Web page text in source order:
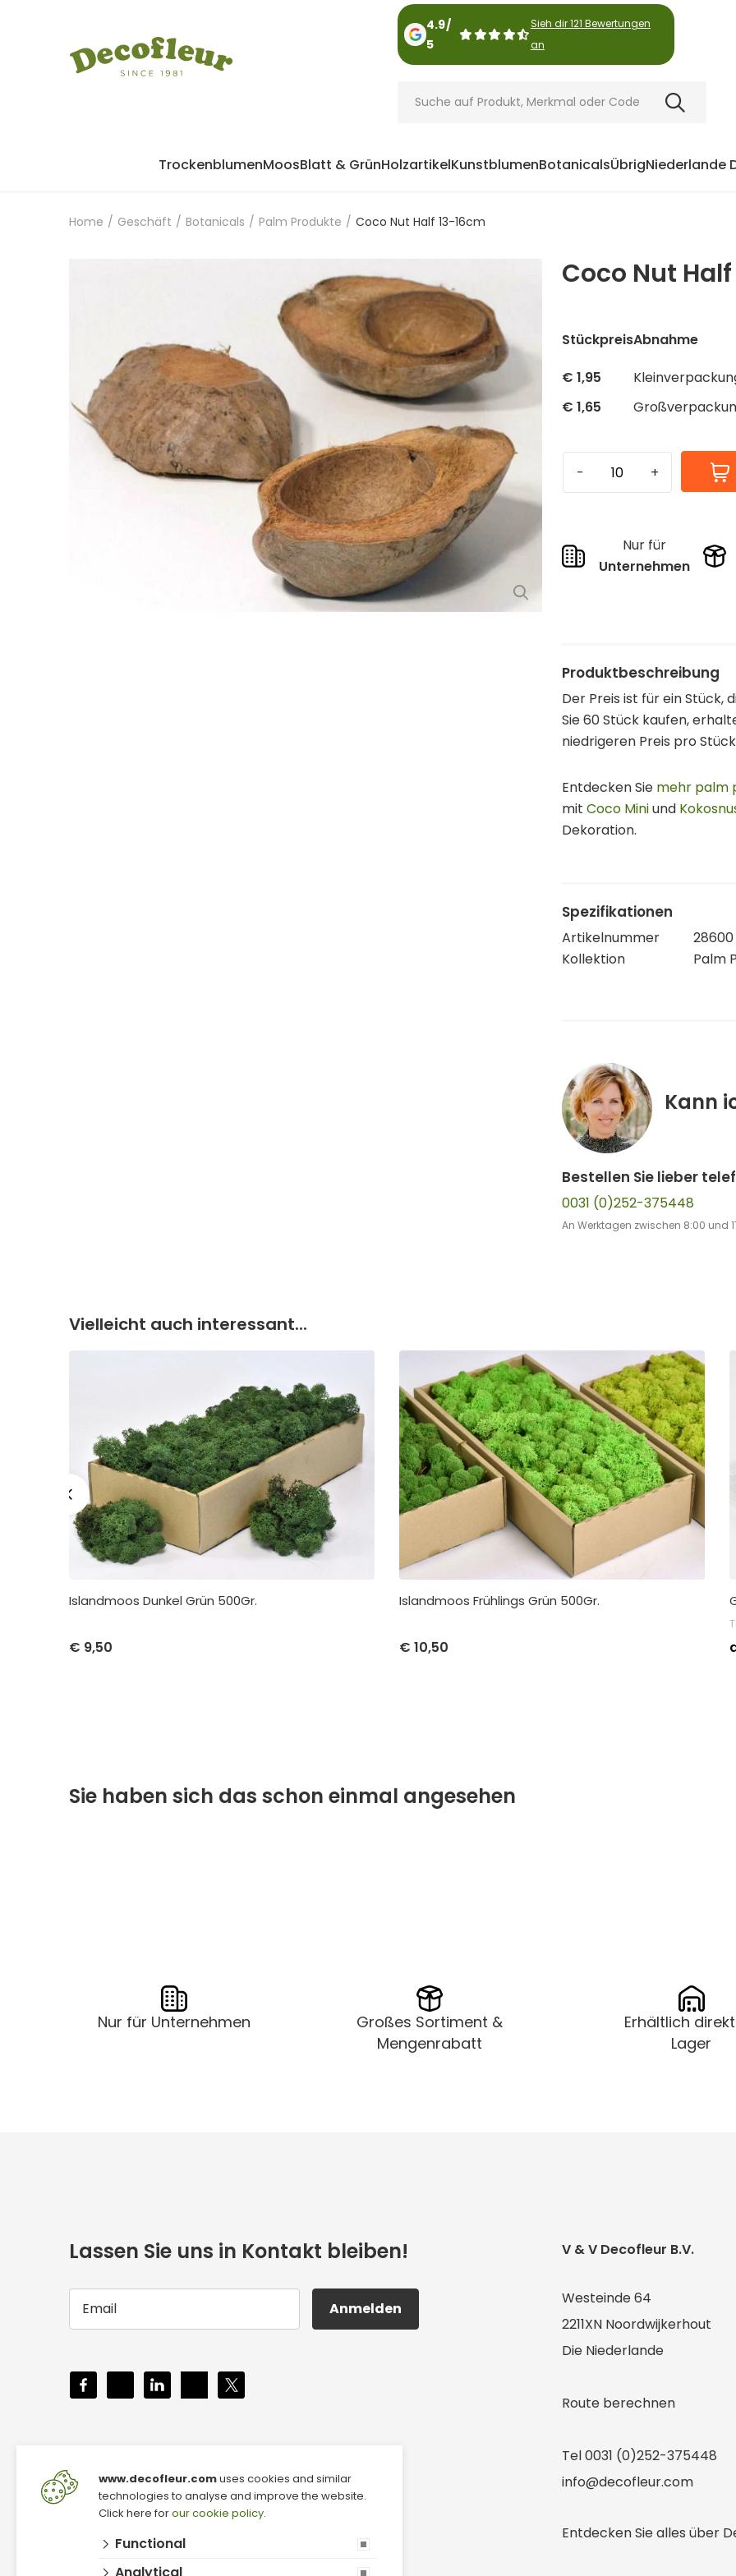
4.9/
5
Sieh dir 121 Bewertungen
an
TrockenblumenMoosBlatt & GrünHolzartikelKunstblumenBotanicalsÜbrigNiederlande
Home / Geschäft / Botanicals / Palm Produkte / Coco Nut Half 13-16cm
Coco Nut
Stückpreis
€ 1,95
€ 1,65
Abnahme
Nur für
Unternehmen
Produktbeschreibung
Der Preis ist für ein Stück,
Sie 60 Stück kaufen,
niedrigeren Preis pro
Entdecken Sie mehr palm
mit Coco Miniund
Dekoration.
Spezifikationen
Artikelnummer
28600
Kollektion
Palm
Kann
Bestellen Sie lieber
0031 (0)252-375448
An Werktagen zwischen 8:00 und
Vielleicht auch interessant...
Islandmoos Dunkel Grün 500Gr.
€ 9,50
Islandmoos Frühlings Grün 500Gr.
€ 10,50
Sie haben sich das schon einmal angesehen
Nur für Unternehmen
Großes Sortiment &
Mengenrabatt
Erhältlich
Lager
Lassen Sie uns in Kontakt bleiben!
Anmelden
V & V Decofleur B.V.
Westeinde 64
2211XN Noordwijkerhout
Die Niederlande
Route berechnen
Tel0031 (0)252-375448
info@decofleur.com
Entdecken Sie alles über
www.decofleur.comuses cookies and similar
technologies to analyse and improve the website.
Click here forour cookie policy.
Functional